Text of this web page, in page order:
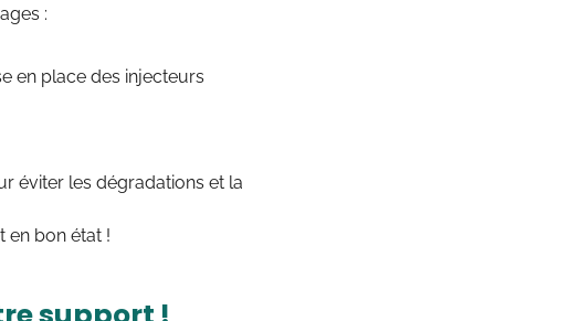
:
en place des injecteurs
éviter les dégradations et la
en bon état !